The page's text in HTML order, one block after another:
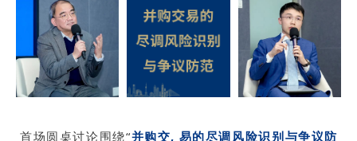
首场圆桌讨论围绕“并购交, 易的尽调风险识别与争议防